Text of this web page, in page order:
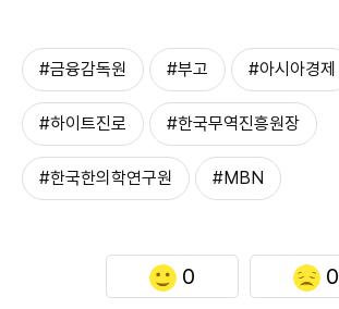
#금융감독원 #부고 #아시아경제
#하이트진로 #한국무역진흥원장
#한국한의학연구원 #MBN
0 0